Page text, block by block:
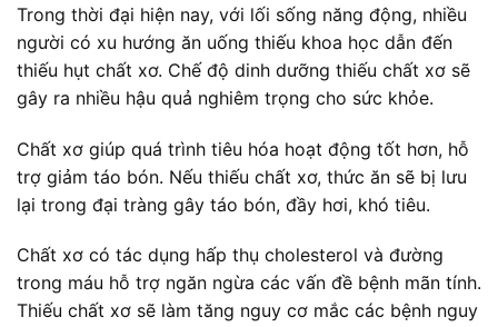
Trong thời đại hiện nay, với lối sống năng động, nhiều
người có xu hướng ăn uống thiếu khoa học dẫn đến
thiếu hụt chất xơ. Chế độ dinh dưỡng thiếu chất xơ sẽ
gây ra nhiều hậu quả nghiêm trọng cho sức khỏe.
Chất xơ giúp quá trình tiêu hóa hoạt động tốt hơn, hỗ
trợ giảm táo bón. Nếu thiếu chất xơ, thức ăn sẽ bị lưu
lại trong đại tràng gây táo bón, đầy hơi, khó tiêu.
Chất xơ có tác dụng hấp thụ cholesterol và đường
trong máu hỗ trợ ngăn ngừa các vấn đề bệnh mãn tính.
Thiếu chất xơ sẽ làm tăng nguy cơ mắc các bệnh nguy